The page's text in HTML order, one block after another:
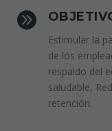

Estimular la
de los
respaldo del
saludable,
retención.